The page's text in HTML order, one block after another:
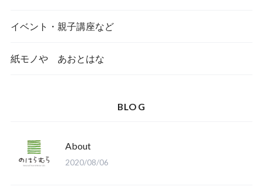
イベント・親子講座など
紙モノや あおとはな
BLOG
About
2020/08/06